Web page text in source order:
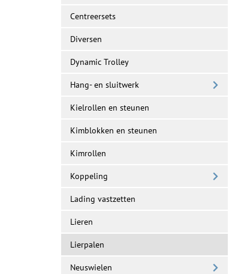
Centreersets
Diversen
Dynamic Trolley
Hang- en sluitwerk
Kielrollen en steunen
Kimblokken en steunen
Kimrollen
Koppeling
Lading vastzetten
Lieren
Lierpalen
Neuswielen